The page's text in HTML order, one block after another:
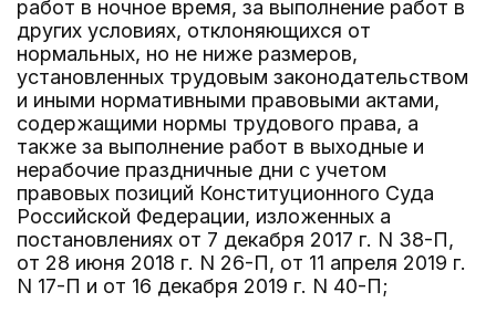
работ в ночное время, за выполнение работ в
других условиях, отклоняющихся от
нормальных, но не ниже размеров,
установленных трудовым законодательством
и иными нормативными правовыми актами,
содержащими нормы трудового права, а
также за выполнение работ в выходные и
нерабочие праздничные дни с учетом
правовых позиций Конституционного Суда
Российской Федерации, изложенных а
постановлениях от 7 декабря 2017 г. N 38-П,
от 28 июня 2018 г. N 26-П, от 11 апреля 2019 г.
N 17-П и от 16 декабря 2019 г. N 40-П;